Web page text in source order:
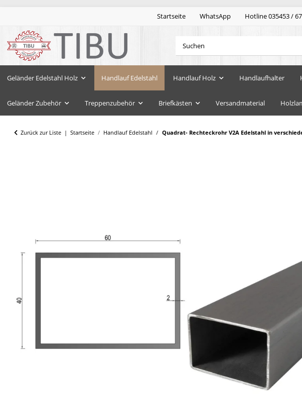
Startseite WhatsApp Hotline 035453 /
Geländer Edelstahl Holz Handlauf Edelstahl Handlauf Holz Handlaufhalter
Geländer Zubehör Treppenzubehör Briefkästen Versandmaterial
Zurück zur Liste Startseite Handlauf Edelstahl Quadrat- Rechteckrohr V2A Edelstahl in